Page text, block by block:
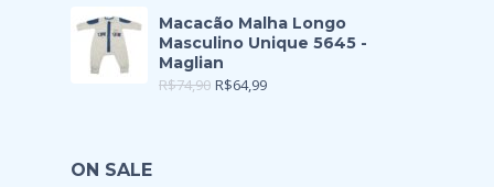
Macacão Malha Longo
Masculino Unique 5645 -
Maglian
R$74,90 R$64,99
ON SALE